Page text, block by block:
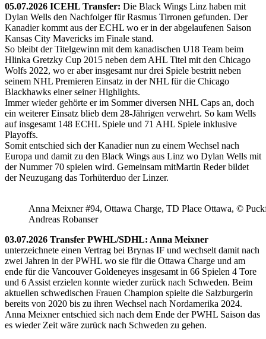
05.07.2026 ICEHL Transfer: Die Black Wings Linz haben mit
Dylan Wells den Nachfolger für Rasmus Tirronen gefunden. Der
Kanadier kommt aus der ECHL wo er in der abgelaufenen Saison
Kansas City Mavericks im Finale stand.
So bleibt der Titelgewinn mit dem kanadischen U18 Team beim
Hlinka Gretzky Cup 2015 neben dem AHL Titel mit den Chicago
Wolfs 2022, wo er aber insgesamt nur drei Spiele bestritt neben
seinem NHL Premieren Einsatz in der NHL für die Chicago
Blackhawks einer seiner Highlights.
Immer wieder gehörte er im Sommer diversen NHL Caps an, doch
ein weiterer Einsatz blieb dem 28-Jährigen verwehrt. So kam Wells
auf insgesamt 148 ECHL Spiele und 71 AHL Spiele inklusive
Playoffs.
Somit entschied sich der Kanadier nun zu einem Wechsel nach
Europa und damit zu den Black Wings aus Linz wo Dylan Wells mit
der Nummer 70 spielen wird. Gemeinsam mitMartin Reder bildet
der Neuzugang das Torhüterduo der Linzer.
Anna Meixner #94, Ottawa Charge, TD Place Ottawa, ©
Andreas Robanser
03.07.2026 Transfer PWHL/SDHL: Anna Meixner
unterzeichnete einen Vertrag bei Brynas IF und wechselt damit nach
zwei Jahren in der PWHL wo sie für die Ottawa Charge und am
ende für die Vancouver Goldeneyes insgesamt in 66 Spielen 4 Tore
und 6 Assist erzielen konnte wieder zurück nach Schweden. Beim
aktuellen schwedischen Frauen Champion spielte die Salzburgerin
bereits von 2020 bis zu ihren Wechsel nach Nordamerika 2024.
Anna Meixner entschied sich nach dem Ende der PWHL Saison das
es wieder Zeit wäre zurück nach Schweden zu gehen.